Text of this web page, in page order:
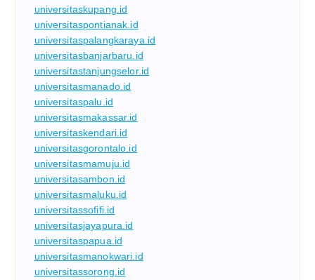
universitaskupang.id
universitaspontianak.id
universitaspalangkaraya.id
universitasbanjarbaru.id
universitastanjungselor.id
universitasmanado.id
universitaspalu.id
universitasmakassar.id
universitaskendari.id
universitasgorontalo.id
universitasmamuju.id
universitasambon.id
universitasmaluku.id
universitassofifi.id
universitasjayapura.id
universitaspapua.id
universitasmanokwari.id
universitassorong.id